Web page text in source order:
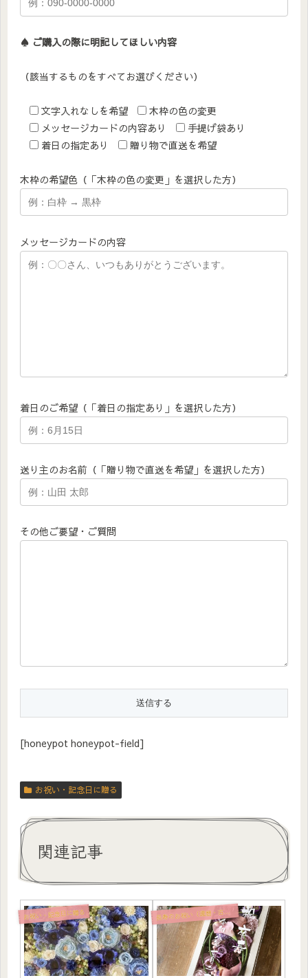
♠︎ ご購入の際に明記してほしい内容
（該当するものをすべてお選びください）
文字入れなしを希望
木枠の色の変更
メッセージカードの内容あり
手提げ袋あり
着日の指定あり
贈り物で直送を希望
木枠の希望色（「木枠の色の変更」を選択した方）
メッセージカードの内容
着日のご希望（「着日の指定あり」を選択した方）
送り主のお名前（「贈り物で直送を希望」を選択した方）
その他ご要望・ご質問
[honeypot honeypot-field]
お祝い・記念日に贈る
関連記事
お祝い・記念日に贈る 長寿のお祝い（還暦・古希・喜寿・米寿）